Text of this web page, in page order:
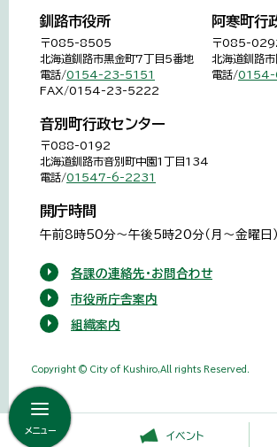
メニュー イベント
釧路市役所
〒085-8505
北海道釧路市黒金町7丁目5番地
電話/0154-23-5151
FAX/0154-23-5222
阿寒町行
〒085-
北海道釧路
電話/0154-
音別町行政センター
〒088-0192
北海道釧路市音別町中園1丁目134
電話/01547-6-2231
開庁時間
午前8時50分～午後5時20分（月～金曜日）
各課の連絡先・お問合わせ
市役所庁舎案内
組織案内
Copyright © City of Kushiro,All rights Reserved.